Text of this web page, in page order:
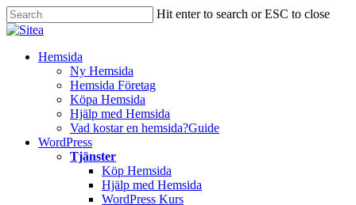
Skip
to
content
Hit enter to search or ESC to close
Close
InnehållHemsida
Ny Hemsida
Hemsida Företag
Köpa Hemsida
Hjälp med Hemsida
Vad kostar en hemsida?Guide
WordPress
Tjänster
Köp Hemsida
Hjälp med Hemsida
WordPress Kurs